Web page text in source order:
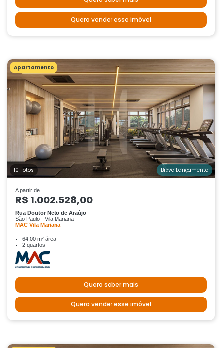
Quero vender esse imóvel
Apartamento
10 Fotos Breve Lançamento
A partir de
R$ 1.002.528,00
Rua Doutor Neto de Araújo
São Paulo - Vila Mariana
MAC Vila Mariana
64.00 m² área
2 quartos
Quero saber mais
Quero vender esse imóvel